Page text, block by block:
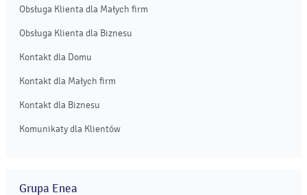
Obsługa Klienta dla Małych firm
Obsługa Klienta dla Biznesu
Kontakt dla Domu
Kontakt dla Małych firm
Kontakt dla Biznesu
Komunikaty dla Klientów
Grupa Enea